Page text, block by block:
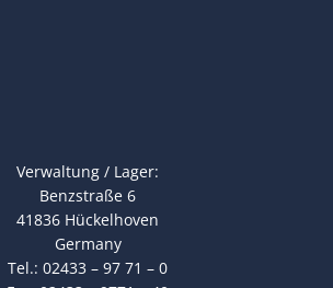
Verwaltung / Lager:
Benzstraße 6
41836 Hückelhoven
Germany
Tel.: 02433 – 97 71 – 0